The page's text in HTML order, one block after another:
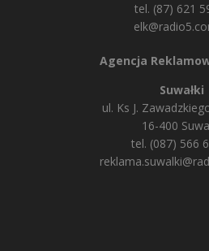
tel. (87) 621
Agencja
Suwałki
ul. Ks J.
16-400
tel. (087) 566